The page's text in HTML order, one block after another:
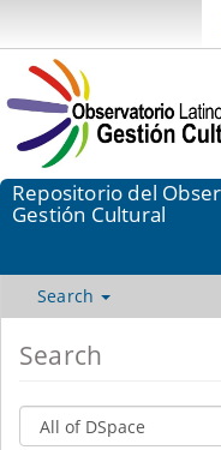
Repositorio del
Gestión Cultural
Search
Search